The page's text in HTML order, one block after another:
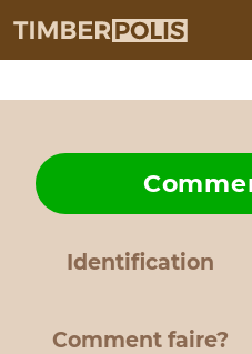
Identification
Comment faire?